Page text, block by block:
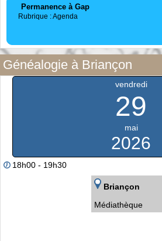
Permanence à Gap
Rubrique : Agenda
Généalogie à Briançon
vendredi
29
mai
2026
18h00 - 19h30
Briançon
Médiathèque